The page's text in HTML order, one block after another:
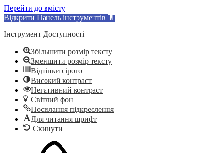
Перейти до вмісту
Відкрити Панель інструментів
Інструмент Доступності
Збільшити розмір тексту
Зменшити розмір тексту
Відтінки сірого
Високий контраст
Негативний контраст
Світлий фон
Посилання підкреслення
Для читання шрифт
Скинути